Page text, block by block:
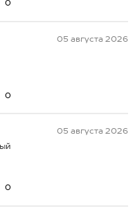
0
05 августа 2026
0
05 августа 2026
0